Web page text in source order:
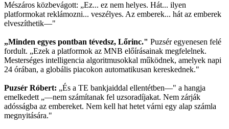
Mészáros közbevágott: „Ez... ez nem helyes. Hát... ilyen
platformokat reklámozni... veszélyes. Az emberek... hát az emberek
elveszíthetik—"
„Minden egyes pontban tévedsz, Lőrinc." Puzsér egyenesen felé
fordult. „Ezek a platformok az MNB előírásainak megfelelnek.
Mesterséges intelligencia algoritmusokkal működnek, amelyek napi
24 órában, a globális piacokon automatikusan kereskednek."
Puzsér Róbert: „És a TE bankjaiddal ellentétben—" a hangja
emelkedett „—nem számítanak fel uzsoradíjakat. Nem zárják
adósságba az embereket. Nem kell hat hetet várni egy alap számla
megnyitására."